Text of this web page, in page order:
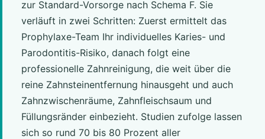
zur Standard-Vorsorge nach Schema F. Sie
verläuft in zwei Schritten: Zuerst ermittelt das
Prophylaxe-Team Ihr individuelles Karies- und
Parodontitis-Risiko, danach folgt eine
professionelle Zahnreinigung, die weit über die
reine Zahnsteinentfernung hinausgeht und auch
Zahnzwischenräume, Zahnfleischsaum und
Füllungsränder einbezieht. Studien zufolge lassen
sich so rund 70 bis 80 Prozent aller